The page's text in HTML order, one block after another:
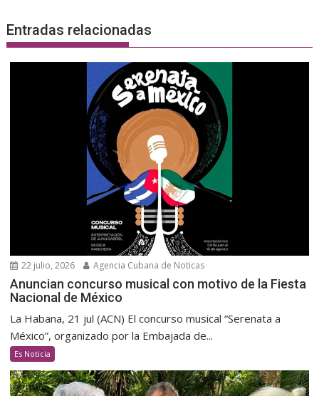
Entradas relacionadas
22 julio, 2026 Agencia Cubana de Noticas
Anuncian concurso musical con motivo de la Fiesta
Nacional de México
La Habana, 21 jul (ACN) El concurso musical “Serenata a
México”, organizado por la Embajada de...
Es Noticia